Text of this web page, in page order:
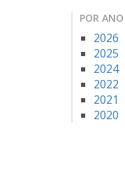
POR ANO
2026
2025
2024
2022
2021
2020